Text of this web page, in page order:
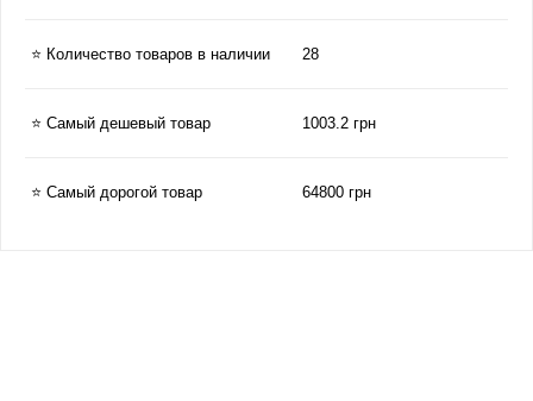
⭐ Количество товаров в наличии 28
⭐ Самый дешевый товар 1003.2 грн
⭐ Самый дорогой товар 64800 грн